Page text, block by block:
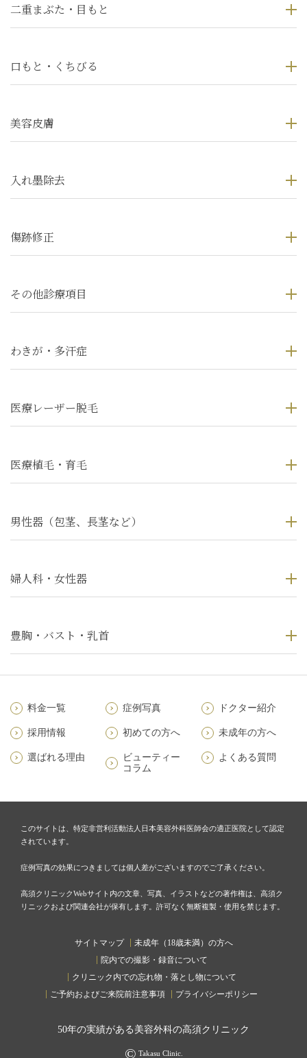
二重まぶた・目もと
口もと・くちびる
美容皮膚
入れ墨除去
傷跡修正
その他診療項目
わきが・多汗症
医療レーザー脱毛
医療植毛・育毛
男性器（包茎、長茎など）
婦人科・女性器
豊胸・バスト・乳首
料金一覧 症例写真 ドクター紹介
採用情報 初めての方へ 未成年の方へ
選ばれる理由
ビューティー
コラム
よくある質問
このサイトは、特定非営利活動法人日本美容外科医師会の適正医院として認定
されています。
症例写真の効果につきましては個人差がございますのでご了承ください。
高須クリニックWebサイト内の文章、写真、イラストなどの著作権は、高須ク
リニックおよび関連会社が保有します。許可なく無断複製・使用を禁じます。
サイトマップ
未成年（18歳未満）の方へ
院内での撮影・録音について
クリニック内での忘れ物・落とし物について
ご予約およびご来院前注意事項
プライバシーポリシー
50年の実績がある美容外科の高須クリニック
© Takasu Clinic.